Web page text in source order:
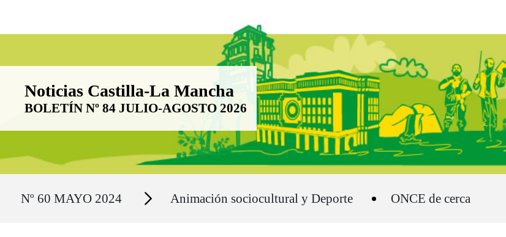
Boletín Noticias Castilla-La Mancha
Noticias Castilla-La Mancha
BOLETÍN Nº 84 JULIO-AGOSTO 2026
Nº 60 MAYO 2024 Secciones Animación sociocultural y Deporte ONCE de cerca